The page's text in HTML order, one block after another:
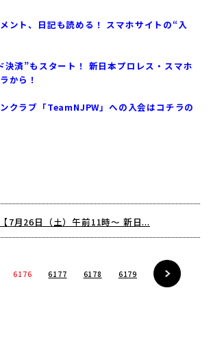
ント、日記も読める！ スマホサイトの“入
済”もスタート！ 新日本プロレス・スマホ
から！
クラブ「TeamNJPW」への入会はコチラの
7月26日（土）午前11時～ 新日...
6176 6177 6178 6179